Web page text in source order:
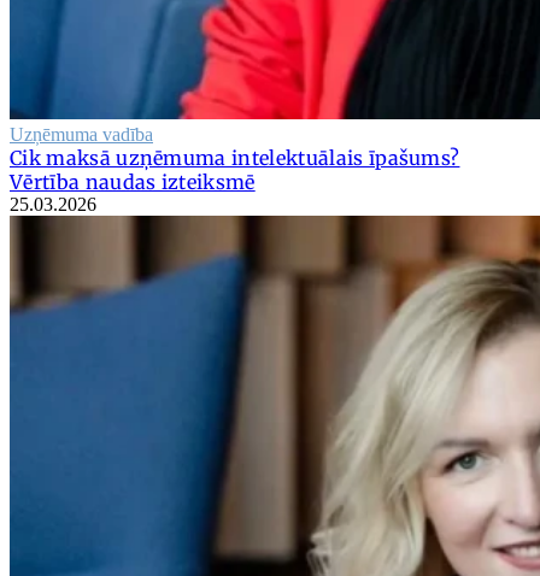
Uzņēmuma vadība
Cik maksā uzņēmuma intelektuālais īpašums?
Vērtība naudas izteiksmē
25.03.2026